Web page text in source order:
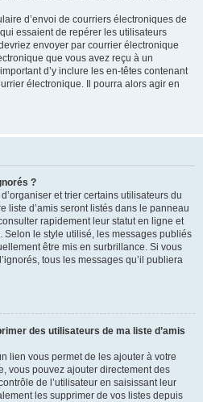
d’envoi de courriers électroniques de
essaient de repérer les utilisateurs
envoyer par courrier électronique
que vous avez reçu à un
d’y inclure les en-têtes contenant
électronique. Il pourra alors agir en
?
et trier certains utilisateurs du
liste d’amis seront listés dans le panneau
rapidement leur statut en ligne et
Selon le style utilisé, les messages publiés
être mis en surbrillance. Si vous
tous les messages qu’il publiera
des utilisateurs de ma liste d’amis
lien vous permet de les ajouter à votre
vous pouvez ajouter directement des
de l’utilisateur en saisissant leur
les supprimer de vos listes depuis